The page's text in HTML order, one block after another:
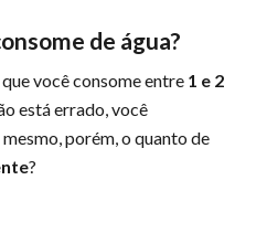
de água?
você consome entre 1 e 2
está errado, você
porém, o quanto de
?